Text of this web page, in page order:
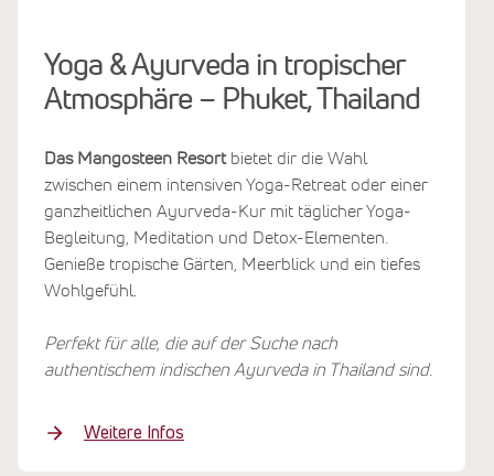
Yoga & Ayurveda in tropischer
Atmosphäre – Phuket, Thailand
Das Mangosteen Resortbietet dir die Wahl
zwischen einem intensiven Yoga-Retreat oder einer
ganzheitlichen Ayurveda-Kur mit täglicher Yoga-
Begleitung, Meditation und Detox-Elementen.
Genieße tropische Gärten, Meerblick und ein tiefes
Wohlgefühl.
Perfekt für alle, die auf der Suche nach
authentischem indischen Ayurveda in Thailand sind.
Weitere Infos